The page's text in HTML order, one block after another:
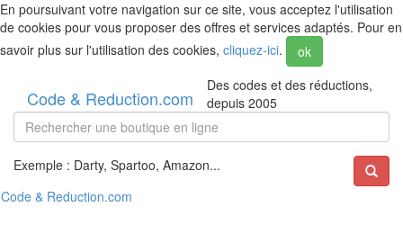
En poursuivant votre navigation sur ce site, vous acceptez l'utilisation
de cookies pour vous proposer des offres et services adaptés. Pour en
savoir plus sur l'utilisation des cookies, cliquez-ici. ok
Code & Reduction.com
Des codes et des réductions,
depuis 2005
Exemple : Darty, Spartoo, Amazon...
Code & Reduction.com